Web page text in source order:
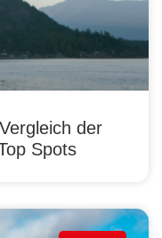
der
Spots